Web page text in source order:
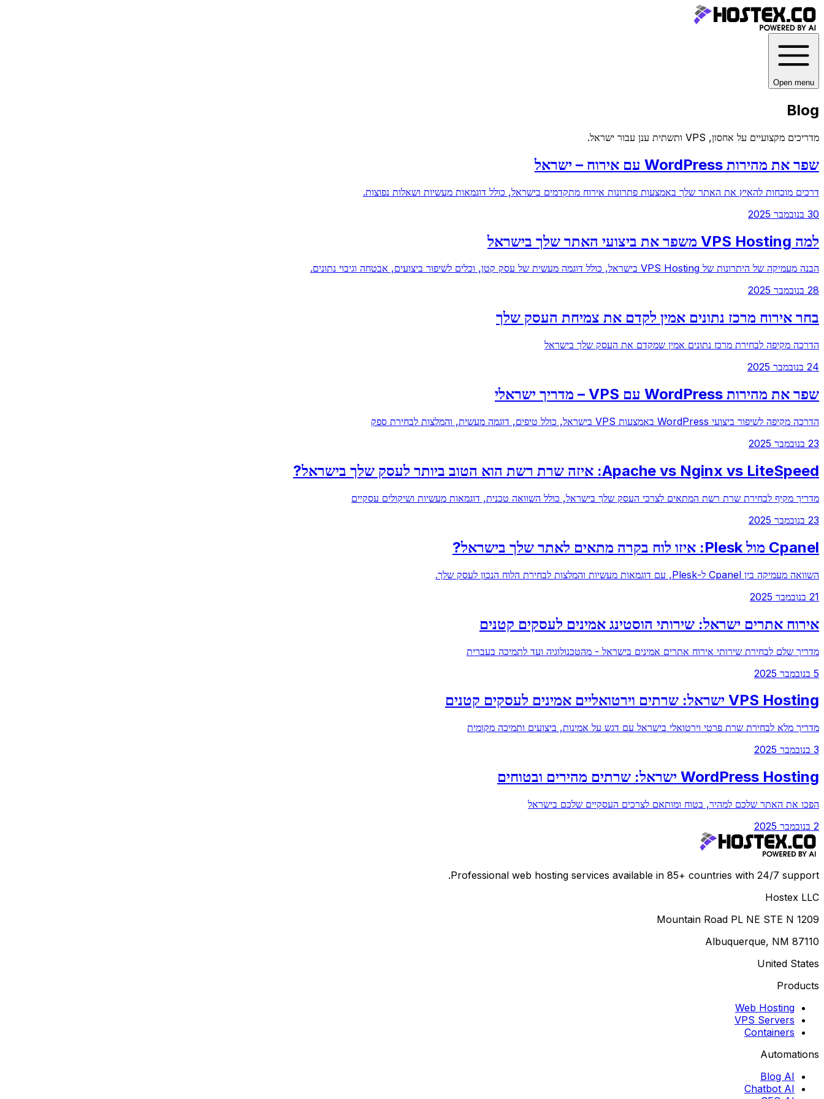
Open menu
Blog
מדריכים מקצועיים על אחסון, VPS ותשתית ענן עבור ישראל.
שפר את מהירות WordPress עם אירוח – ישראל
דרכים מוכחות להאיץ את האתר שלך באמצעות פתרונות אירוח מתקדמים בישראל, כולל דוגמאות מעשיות ושאלות נפוצות.
30 בנובמבר 2025
למה VPS Hosting משפר את ביצועי האתר שלך בישראל
הבנה מעמיקה של היתרונות של VPS Hosting בישראל, כולל דוגמה מעשית של עסק קטן, וכלים לשיפור ביצועים, אבטחה וגיבוי נתונים.
28 בנובמבר 2025
בחר אירוח מרכז נתונים אמין לקדם את צמיחת העסק שלך
הדרכה מקיפה לבחירת מרכז נתונים אמין שמקדם את העסק שלך בישראל
24 בנובמבר 2025
שפר את מהירות WordPress עם VPS – מדריך ישראלי
הדרכה מקיפה לשיפור ביצועי WordPress באמצעות VPS בישראל, כולל טיפים, דוגמה מעשית, והמלצות לבחירת ספק
23 בנובמבר 2025
Apache vs Nginx vs LiteSpeed: איזה שרת רשת הוא הטוב ביותר לעסק שלך בישראל?
מדריך מקיף לבחירת שרת רשת המתאים לצרכי העסק שלך בישראל, כולל השוואה טכנית, דוגמאות מעשיות ושיקולים עסקיים
23 בנובמבר 2025
Cpanel מול Plesk: איזו לוח בקרה מתאים לאתר שלך בישראל?
השוואה מעמיקה בין Cpanel ל-Plesk, עם דוגמאות מעשיות והמלצות לבחירת הלוח הנכון לעסק שלך.
21 בנובמבר 2025
אירוח אתרים ישראל: שירותי הוסטינג אמינים לעסקים קטנים
מדריך שלם לבחירת שירותי אירוח אתרים אמינים בישראל - מהטכנולוגיה ועד לתמיכה בעברית
5 בנובמבר 2025
VPS Hosting ישראל: שרתים וירטואליים אמינים לעסקים קטנים
מדריך מלא לבחירת שרת פרטי וירטואלי בישראל עם דגש על אמינות, ביצועים ותמיכה מקומית
3 בנובמבר 2025
WordPress Hosting ישראל: שרתים מהירים ובטוחים
הפכו את האתר שלכם למהיר, בטוח ומותאם לצרכים העסקיים שלכם בישראל
2 בנובמבר 2025
Professional web hosting services available in 85+ countries with 24/7 support.
Hostex LLC
1209 Mountain Road PL NE STE N
Albuquerque, NM 87110
United States
Products
Web Hosting
VPS Servers
Containers
Automations
Blog AI
Chatbot AI